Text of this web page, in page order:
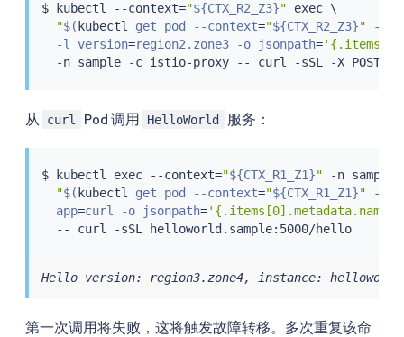
$ kubectl --context="${CTX_R2_Z3}" exec \
"$( kubectl get pod --context="${CTX_R2_Z3}" -n
  -l version
=region2.zone3 -o jsonpath=
  -n sample -c istio-proxy --
curl
从 curl Pod 调用 HelloWorld 服务：
$ kubectl exec --context="${CTX_R1_Z1}" -n
"$( kubectl get pod --context="${CTX_R1_Z1}" -n
  app
=curl -o jsonpath='{.items[0].metadata.name}'
  --
curl -sSL helloworld.sample:5000/hello
Hello version: region3.zone4, instance: helloworld-
第一次调用将失败，这将触发故障转移。多次重复该命